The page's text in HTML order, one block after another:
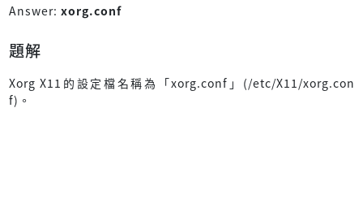
Answer: xorg.conf
題解
Xorg X11的設定檔名稱為「xorg.conf」(/etc/X11/xorg.con
f)。